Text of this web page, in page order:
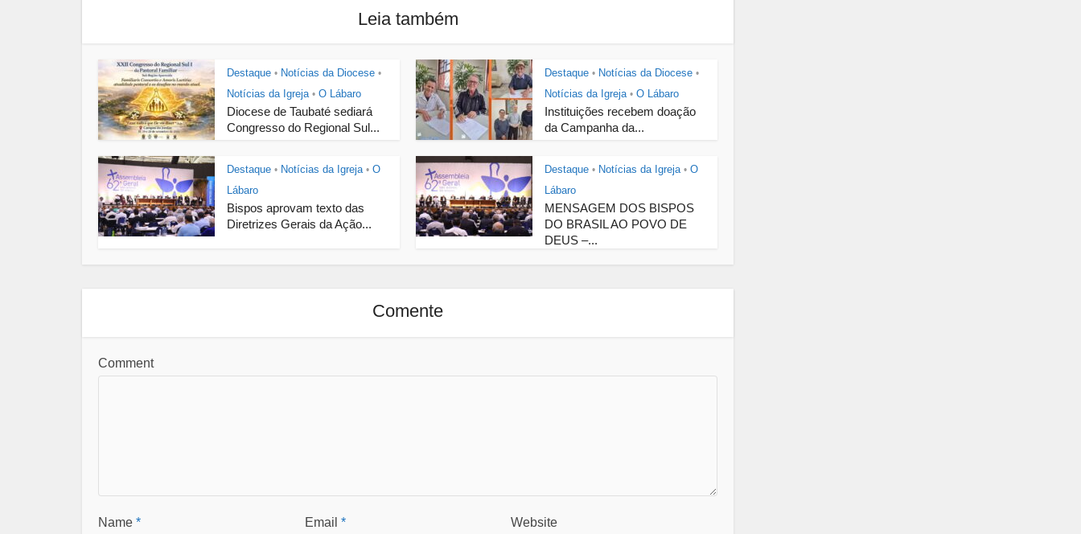
Leia também
Destaque • Notícias da Diocese •
Notícias da Igreja • O Lábaro
Diocese de Taubaté sediará
Congresso do Regional Sul...
Destaque • Notícias da Diocese •
Notícias da Igreja • O Lábaro
Instituições recebem doação
da Campanha da...
Destaque • Notícias da Igreja • O
Lábaro
Bispos aprovam texto das
Diretrizes Gerais da Ação...
Destaque • Notícias da Igreja • O
Lábaro
MENSAGEM DOS BISPOS
DO BRASIL AO POVO DE
DEUS –...
Comente
Comment
Name * Email * Website